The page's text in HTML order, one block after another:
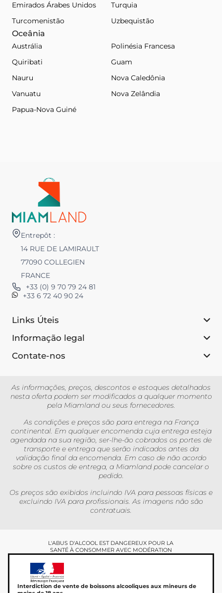
Emirados Árabes Unidos
Turquia
Turcomenistão
Uzbequistão
Oceânia
Austrália
Polinésia Francesa
Quiribati
Guam
Nauru
Nova Caledônia
Vanuatu
Nova Zelândia
Papua-Nova Guiné
Entrepôt :
14 RUE DE LAMIRAULT
77090 COLLEGIEN
FRANCE
+33 (0) 9 70 79 24 81
+33 6 72 40 90 24
Links Úteis
Informação legal
Contate-nos
As informações, preços, descontos e estoques detalhados
nesta oferta podem ser modificados a qualquer momento
pela Miamland ou seus fornecedores.
As condições e preços são para entrega na França
continental. Em qualquer encomenda cuja entrega esteja
agendada na sua região, ser-lhe-ão cobrados os portes de
transporte e entrega que serão indicados antes da
validação final da encomenda. Em caso de não acordo
sobre os custos de entrega, a Miamland pode cancelar o
pedido.
Os preços são exibidos incluindo IVA para pessoas físicas e
excluindo IVA para profissionais. As imagens não são
contratuais.
L'ABUS D'ALCOOL EST DANGEREUX POUR LA
SANTÉ À CONSOMMER AVEC MODÉRATION
Interdiction de vente de boissons alcooliques aux mineurs de